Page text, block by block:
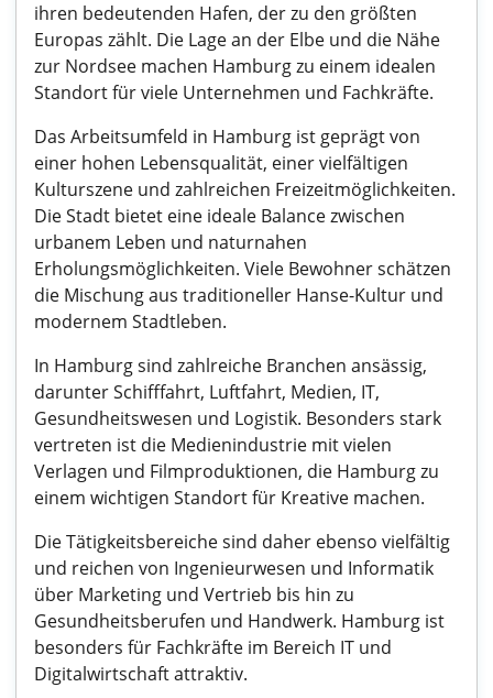
ihren bedeutenden Hafen, der zu den größten
Europas zählt. Die Lage an der Elbe und die Nähe
zur Nordsee machen Hamburg zu einem idealen
Standort für viele Unternehmen und Fachkräfte.
Das Arbeitsumfeld in Hamburg ist geprägt von
einer hohen Lebensqualität, einer vielfältigen
Kulturszene und zahlreichen Freizeitmöglichkeiten.
Die Stadt bietet eine ideale Balance zwischen
urbanem Leben und naturnahen
Erholungsmöglichkeiten. Viele Bewohner schätzen
die Mischung aus traditioneller Hanse-Kultur und
modernem Stadtleben.
In Hamburg sind zahlreiche Branchen ansässig,
darunter Schifffahrt, Luftfahrt, Medien, IT,
Gesundheitswesen und Logistik. Besonders stark
vertreten ist die Medienindustrie mit vielen
Verlagen und Filmproduktionen, die Hamburg zu
einem wichtigen Standort für Kreative machen.
Die Tätigkeitsbereiche sind daher ebenso vielfältig
und reichen von Ingenieurwesen und Informatik
über Marketing und Vertrieb bis hin zu
Gesundheitsberufen und Handwerk. Hamburg ist
besonders für Fachkräfte im Bereich IT und
Digitalwirtschaft attraktiv.